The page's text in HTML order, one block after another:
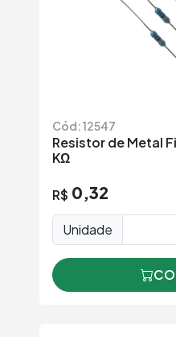
Cód: 12547
Resistor de Metal
KΩ
R$ 0,32
Unidade